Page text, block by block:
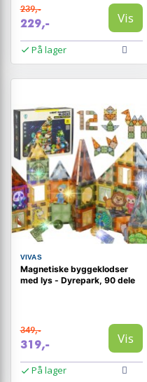
239,-
229,- Vis
På lager
VIVAS
Magnetiske byggeklodser
med lys - Dyrepark, 90 dele
349,-
319,- Vis
På lager